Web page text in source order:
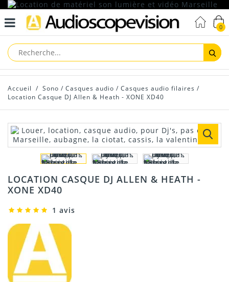
0
Accueil / Sono / Casques audio / Casques audio filaires /
Location Casque DJ Allen & Heath - XONE XD40
LOCATION CASQUE DJ ALLEN & HEATH -
XONE XD40
1 avis